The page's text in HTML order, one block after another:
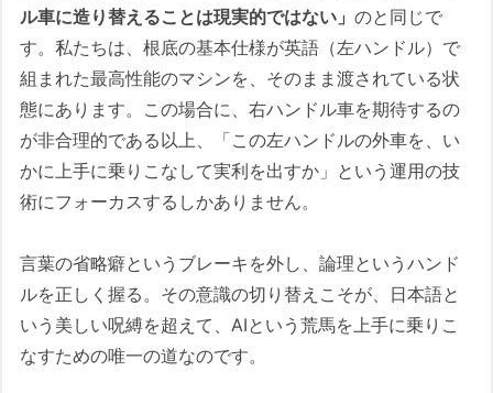
ル車に造り替えることは現実的ではない」のと同じで
す。私たちは、根底の基本仕様が英語（左ハンドル）で
組まれた最高性能のマシンを、そのまま渡されている状
態にあります。この場合に、右ハンドル車を期待するの
が非合理的である以上、「この左ハンドルの外車を、い
かに上手に乗りこなして実利を出すか」という運用の技
術にフォーカスするしかありません。
言葉の省略癖というブレーキを外し、論理というハンド
ルを正しく握る。その意識の切り替えこそが、日本語と
いう美しい呪縛を超えて、AIという荒馬を上手に乗りこ
なすための唯一の道なのです。